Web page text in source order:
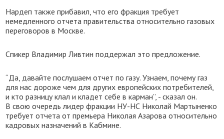
Нардеп также прибавил, что его фракция требует
немедленного отчета правительства относительно газовых
переговоров в Москве.
Спикер Владимир Ливтин поддержал это предложение.
“Да, давайте послушаем отчет по газу. Узнаем, почему газ
для нас дороже чем для других европейских потребителей,
и кто разницу клал и кладет себе в карман”, - сказал он.
В свою очередь лидер фракции НУ-НС Николай Мартыненко
требует отчета от премьера Николая Азарова относительно
кадровых назначений в Кабмине.